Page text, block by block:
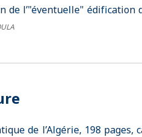
de l’"éventuelle" édification
de l’Algérie, 198